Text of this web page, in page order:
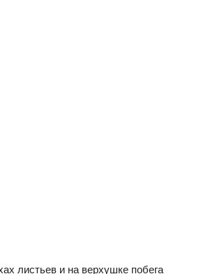
листьев и на верхушке побега